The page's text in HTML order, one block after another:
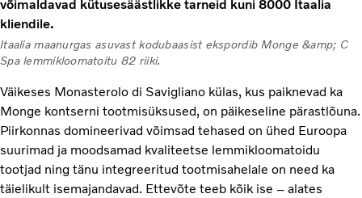
võimaldavad kütusesäästlikke tarneid kuni 8000 Itaalia
kliendile.
Itaalia maanurgas asuvast kodubaasist ekspordib Monge &amp; C
Spa lemmikloomatoitu 82 riiki.
Väikeses Monasterolo di Savigliano külas, kus paiknevad ka
Monge kontserni tootmisüksused, on päikeseline pärastlõuna.
Piirkonnas domineerivad võimsad tehased on ühed Euroopa
suurimad ja moodsamad kvaliteetse lemmikloomatoidu
tootjad ning tänu integreeritud tootmisahelale on need ka
täielikult isemajandavad. Ettevõte teeb kõik ise – alates